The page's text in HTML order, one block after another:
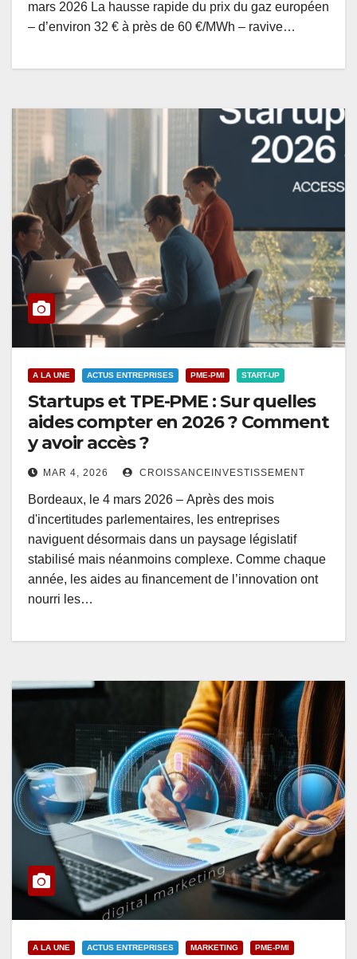
mars 2026 La hausse rapide du prix du gaz européen
– d’environ 32 € à près de 60 €/MWh – ravive…
A LA UNE ACTUS ENTREPRISES PME-PMI START-UP
Startups et TPE-PME : Sur quelles
aides compter en 2026 ? Comment
y avoir accès ?
MAR 4, 2026 CROISSANCEINVESTISSEMENT
Bordeaux, le 4 mars 2026 – Après des mois
d'incertitudes parlementaires, les entreprises
naviguent désormais dans un paysage législatif
stabilisé mais néanmoins complexe. Comme chaque
année, les aides au financement de l’innovation ont
nourri les…
A LA UNE ACTUS ENTREPRISES MARKETING PME-PMI